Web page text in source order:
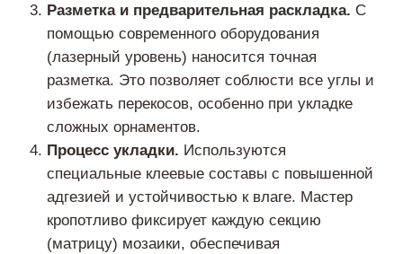
Разметка и предварительная раскладка. С
помощью современного оборудования
(лазерный уровень) наносится точная
разметка. Это позволяет соблюсти все углы и
избежать перекосов, особенно при укладке
сложных орнаментов.
Процесс укладки. Используются
специальные клеевые составы с повышенной
адгезией и устойчивостью к влаге. Мастер
кропотливо фиксирует каждую секцию
(матрицу) мозаики, обеспечивая